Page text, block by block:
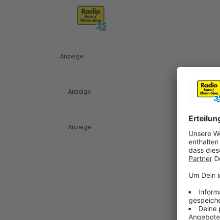
Anzeige
Anzeige
Anzeige